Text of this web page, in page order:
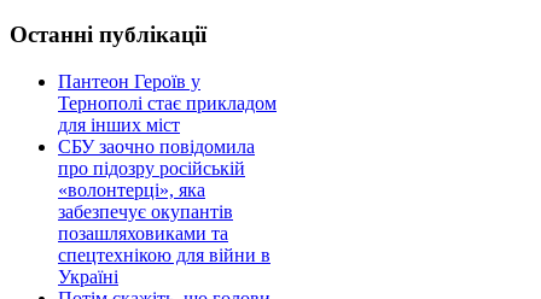
Останні публікації
Пантеон Героїв у
Тернополі стає прикладом
для інших міст
СБУ заочно повідомила
про підозру російській
«волонтерці», яка
забезпечує окупантів
позашляховиками та
спецтехнікою для війни в
Україні